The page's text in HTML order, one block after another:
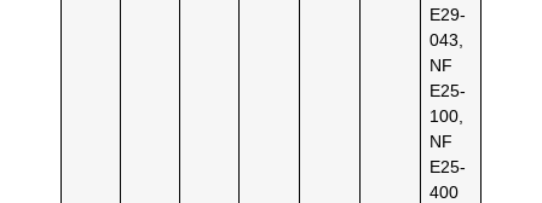
E29-
043,
NF
E25-
100,
NF
E25-
400